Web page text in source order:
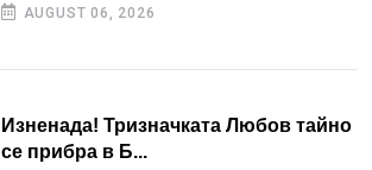
AUGUST 06, 2026
Изненада! Тризначката Любов тайно
се прибра в Б...